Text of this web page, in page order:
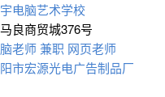
电脑艺术学校
良商贸城376号
老师兼职 网页老师
市宏源光电广告制品厂